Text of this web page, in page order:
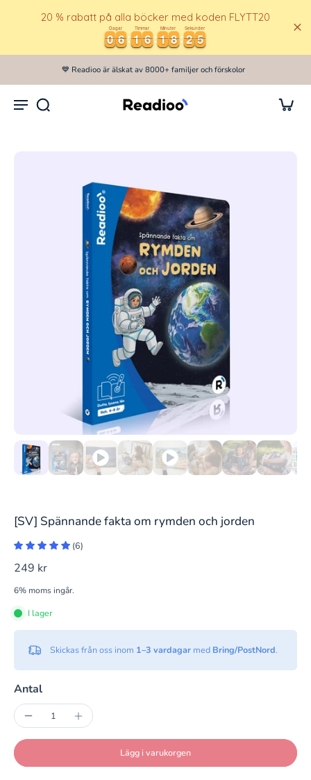
20 % rabatt på alla böcker med koden FLYTT20
0
0
0
0 6
6
6
6
Dagar
1
1
1
1 6
6
6
6
Timmar
1
1
1
1 8
8
8
8
Minuter
2
2
2
2 5
5
6
Sekunder
är älskat av 8000+ familjer och förskolor
[SV] Spännande fakta om rymden och jorden
(6)
249 kr
6% moms ingår.
I lager
Skickas från oss inom 1–3 vardagar med Bring/PostNord.
Antal
Lägg i varukorgen